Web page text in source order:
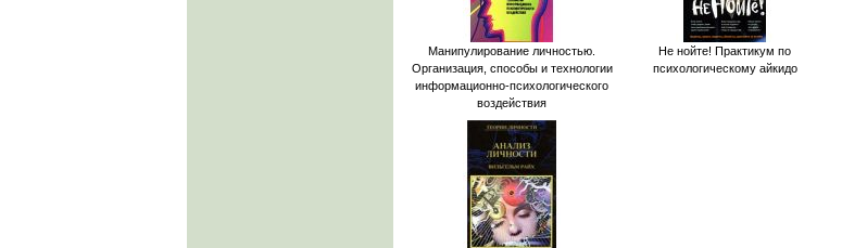
Манипулирование личностью.
Организация, способы и технологии
информационно-психологического
воздействия
Не нойте! Практикум по
психологическому айкидо